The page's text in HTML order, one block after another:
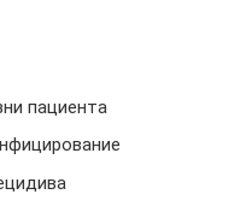
пациента